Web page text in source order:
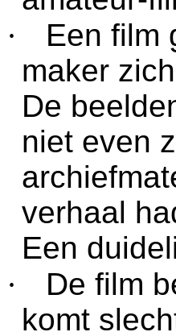
·
Een film
maker
De
niet even
verhaal
Een
·
De film
komt